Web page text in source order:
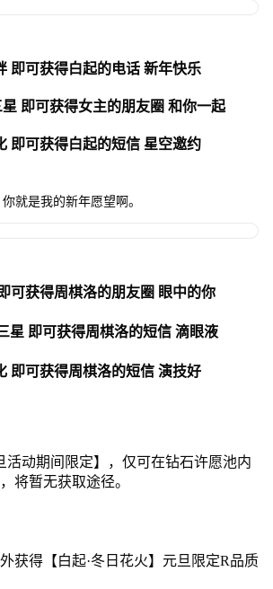
即可获得白起的电话 新年快乐
即可获得女主的朋友圈 和你一起
即可获得白起的短信 星空邀约
你就是我的新年愿望啊。
可获得周棋洛的朋友圈 眼中的你
星 即可获得周棋洛的短信 滴眼液
即可获得周棋洛的短信 演技好
活动期间限定】，仅可在钻石许愿池内
将暂无获取途径。
获得【白起·冬日花火】元旦限定R品质